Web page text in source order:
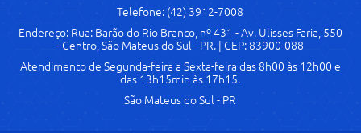
Telefone: (42) 3912-7008
Endereço: Rua: Barão do Rio Branco, nº 431 - Av. Ulisses Faria, 550
- Centro, São Mateus do Sul - PR. | CEP: 83900-088
Atendimento de Segunda-feira a Sexta-feira das 8h00 às 12h00 e
das 13h15min às 17h15.
São Mateus do Sul - PR